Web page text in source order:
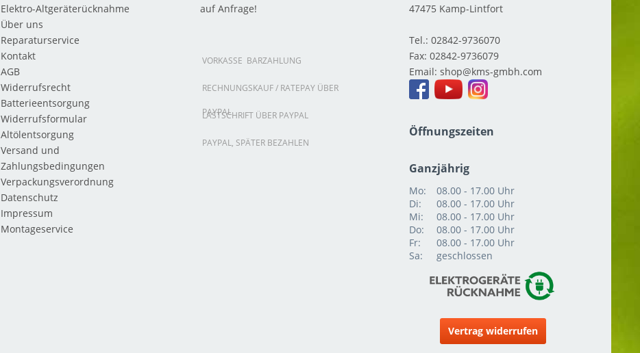
Elektro-Altgeräterücknahme
Über uns
Reparaturservice
Kontakt
AGB
Widerrufsrecht
Batterieentsorgung
Widerrufsformular
Altölentsorgung
Versand und
Zahlungsbedingungen
Verpackungsverordnung
Datenschutz
Impressum
Montageservice
auf Anfrage!
VORKASSE BARZAHLUNG
RECHNUNGSKAUF / RATEPAY ÜBER
PAYPAL
LASTSCHRIFT ÜBER PAYPAL
PAYPAL, SPÄTER BEZAHLEN
47475 Kamp-Lintfort
Tel.: 02842-9736070
Fax: 02842-9736079
Email: shop
Öffnungszeiten
Ganzjährig
Mo:
08.00 - 17.00 Uhr
Di:
08.00 - 17.00 Uhr
Mi:
08.00 - 17.00 Uhr
Do:
08.00 - 17.00 Uhr
Fr:
08.00 - 17.00 Uhr
Sa:
geschlossen
Vertrag widerrufen